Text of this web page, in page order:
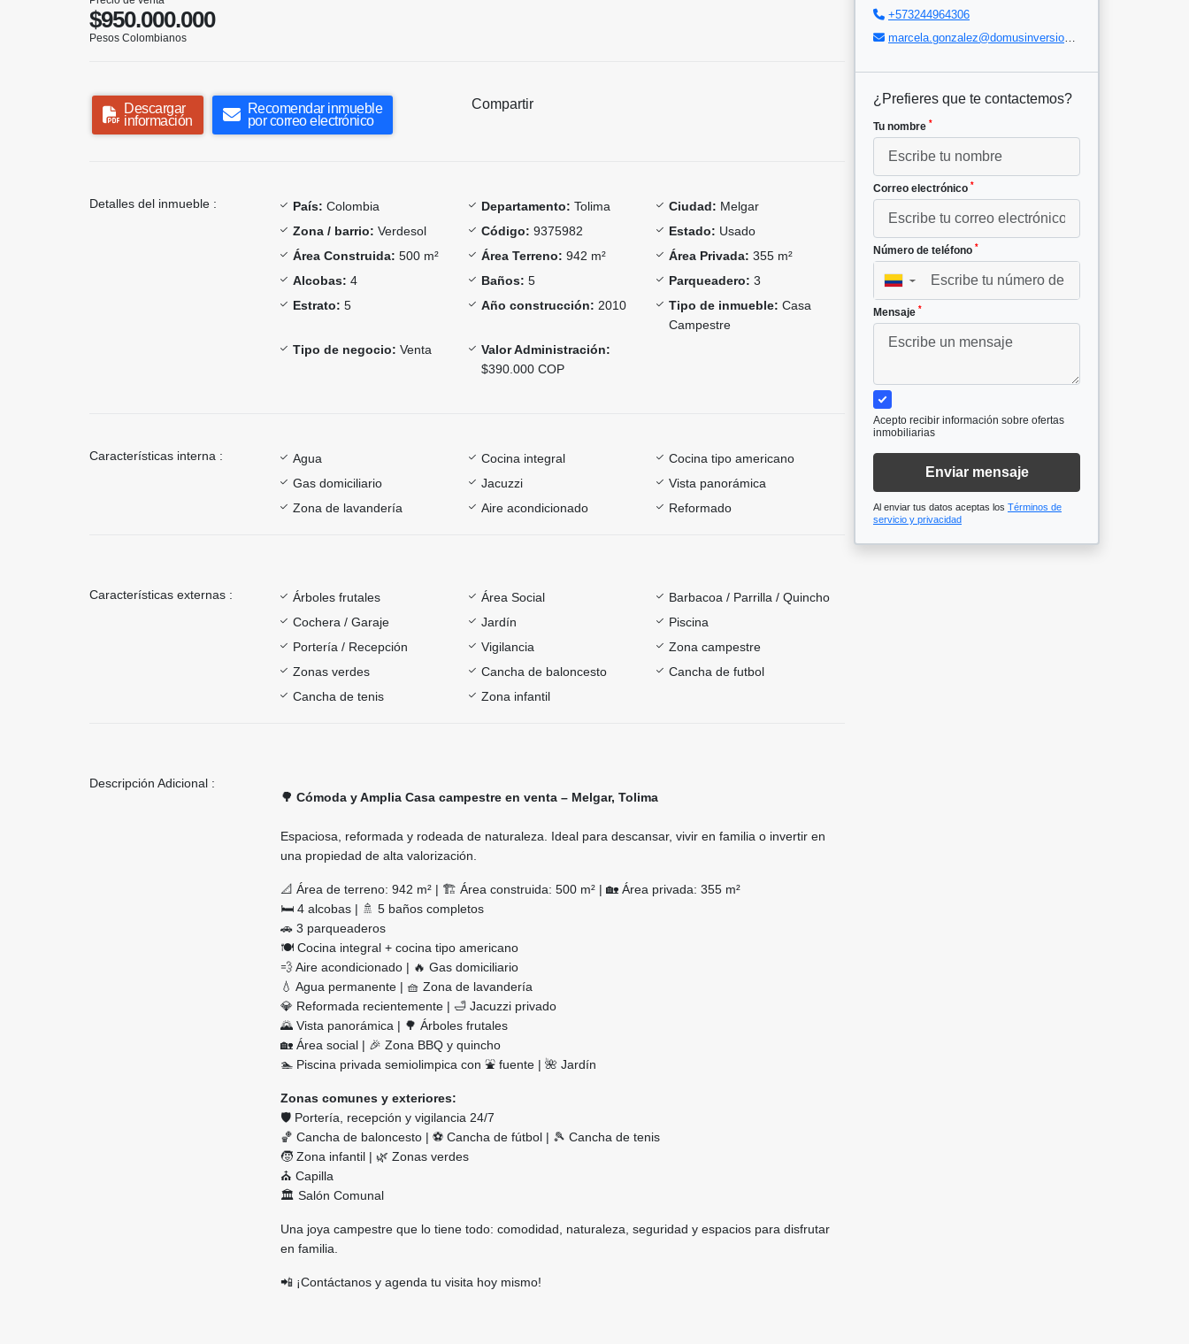
$950.000.000
Pesos Colombianos
Descargar
información
Recomendar inmueble
por correo electrónico
Compartir
Detalles del inmueble : País: Colombia Departamento: Tolima Ciudad: Melgar
Zona / barrio: Verdesol Código: 9375982 Estado: Usado
Área Construida: 500 m² Área Terreno: 942 m² Área Privada: 355 m²
Alcobas: 4 Baños: 5 Parqueadero: 3
Estrato: 5 Año construcción: 2010 Tipo de inmueble: Casa
Campestre
Tipo de negocio: Venta
Valor Administración:
$390.000 COP
Características interna : Agua Cocina integral
Cocina tipo americano
Gas domiciliario
Jacuzzi
Vista panorámica
Zona de lavandería
Aire acondicionado Reformado
Características externas : Árboles frutales Área Social
Barbacoa / Parrilla / Quincho
Cochera / Garaje
Jardín
Piscina
Portería / Recepción
Vigilancia
Zona campestre
Zonas verdes
Cancha de baloncesto
Cancha de futbol
Cancha de tenis
Zona infantil
Descripción Adicional :
🌳 Cómoda y Amplia Casa campestre en venta – Melgar, Tolima
Espaciosa, reformada y rodeada de naturaleza. Ideal para descansar, vivir en familia o invertir en
una propiedad de alta valorización.
📐 Área de terreno: 942 m² | 🏗️ Área construida: 500 m² | 🏡 Área privada: 355 m²
🛏️ 4 alcobas | 🚿 5 baños completos
🚗 3 parqueaderos
🍽️ Cocina integral + cocina tipo americano
💨 Aire acondicionado | 🔥 Gas domiciliario
💧 Agua permanente | 🧺 Zona de lavandería
💎 Reformada recientemente | 🛁 Jacuzzi privado
🌄 Vista panorámica | 🌳 Árboles frutales
🏡 Área social | 🎉 Zona BBQ y quincho
🏊 Piscina privada semiolimpica con ⛲ fuente | 🌺 Jardín
Zonas comunes y exteriores:
🛡️ Portería, recepción y vigilancia 24/7
🏀 Cancha de baloncesto | ⚽ Cancha de fútbol | 🎾 Cancha de tenis
🧒 Zona infantil | 🌿 Zonas verdes
⛪ Capilla
🏛️ Salón Comunal
Una joya campestre que lo tiene todo: comodidad, naturaleza, seguridad y espacios para disfrutar
en familia.
📲 ¡Contáctanos y agenda tu visita hoy mismo!
+573244964306
marcela.gonzalez@domusinversiones.com
¿Prefieres que te contactemos?
Tu nombre *
Correo electrónico *
Número de teléfono *
▼
Mensaje *
Acepto recibir información sobre ofertas
inmobiliarias
Enviar mensaje
Al enviar tus datos aceptas los Términos de
servicio y privacidad